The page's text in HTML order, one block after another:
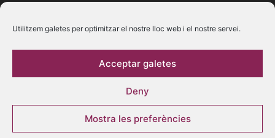
Utilitzem galetes per optimitzar el nostre lloc web i el nostre servei.
Acceptar galetes
Deny
Mostra les preferències
Segueix-nos